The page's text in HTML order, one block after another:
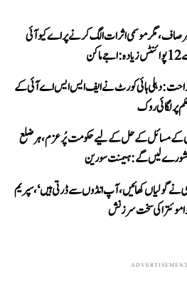
صاف، مگر موسمی اثرات الگ کرنے پر اے کیو آئی
راحت: دہلی ہائی کورٹ نے ایف ایس ایس اے آئی کے
پر لگائی روک
کے مسائل کے حل کے لیے حکومت پُرعزم، ہر ضلع
لیں گے: ہیمنت سورین
نے گولیاں کھائیں، آپ انڈوں سے ڈرتی ہیں‘، سپریم
موئترا کی سخت سرزنش
ADVERTISEMENT